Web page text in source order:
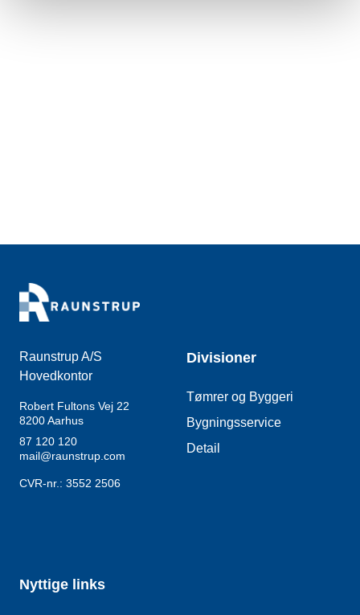
Raunstrup A/S
Hovedkontor
Robert Fultons Vej 22
8200Aarhus
87 120 120
mail@raunstrup.com
CVR-nr.: 3552 2506
Divisioner
Tømrer og Byggeri
Bygningsservice
Detail
Nyttige links